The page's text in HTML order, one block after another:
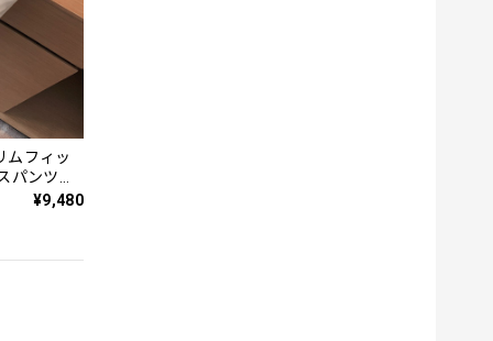
ムフィッ
パンツ
¥9,480